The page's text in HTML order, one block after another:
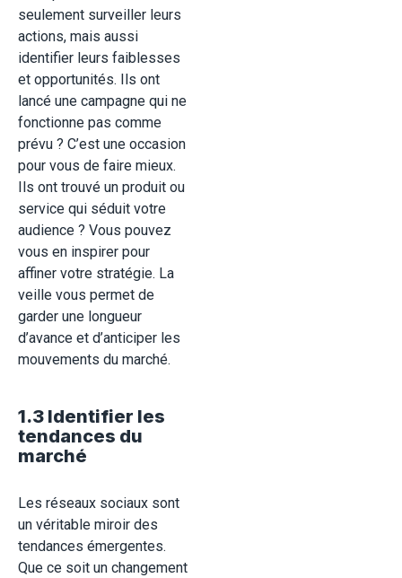
seulement surveiller leurs
actions, mais aussi
identifier leurs faiblesses
et opportunités. Ils ont
lancé une campagne qui ne
fonctionne pas comme
prévu ? C’est une occasion
pour vous de faire mieux.
Ils ont trouvé un produit ou
service qui séduit votre
audience ? Vous pouvez
vous en inspirer pour
affiner votre stratégie. La
veille vous permet de
garder une longueur
d’avance et d’anticiper les
mouvements du marché.
1.3 Identifier les
tendances du
marché
Les réseaux sociaux sont
un véritable miroir des
tendances émergentes.
Que ce soit un changement